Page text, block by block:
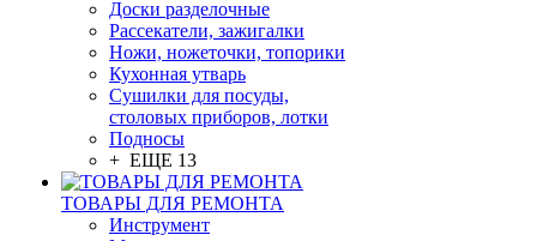
Доски разделочные
Рассекатели, зажигалки
Ножи, ножеточки, топорики
Кухонная утварь
Сушилки для посуды,
столовых приборов, лотки
Подносы
+ ЕЩЕ 13
ТОВАРЫ ДЛЯ РЕМОНТА
Инструмент